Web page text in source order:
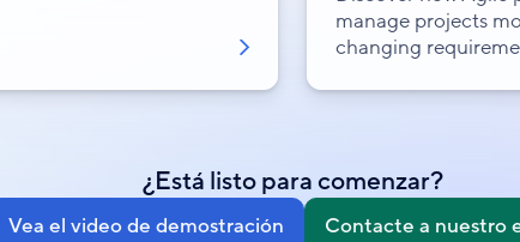
manage projects
changing
¿Está listo para comenzar?
Vea el video de demostración Contacte a nuestro